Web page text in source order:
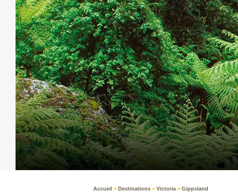
Accueil > Destinations > Victoria > Gippsland